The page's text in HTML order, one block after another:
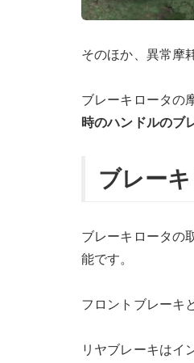
そのほか、異常摩
ブレーキロータの
時のハンドルのブ
ブレー
ブレーキロータの
能です。
フロントブレーキ
リヤブレーキはイ